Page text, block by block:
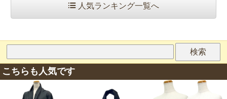
人気ランキング一覧へ
こちらも人気です